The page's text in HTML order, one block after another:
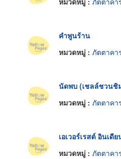
คำพูนร้าน
หมวดหมู่ : ภัตตาคาร
นัดพบ (เชลล์ชวนชิ
หมวดหมู่ : ภัตตาคาร
เอเวอร์เรสต์ อินเดี
หมวดหมู่ : ภัตตาคาร